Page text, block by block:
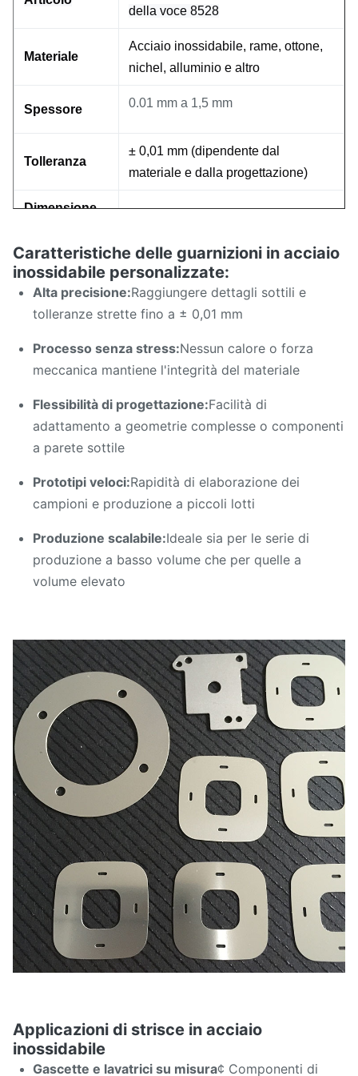
metallica garantiscono consistenza,
qualità e rapida risposta.
della voce 8528
Materiale
Acciaio inossidabile, rame, ottone,
nichel, alluminio e altro
Spessore 0.01 mm a 1,5 mm
Tolleranza
± 0,01 mm (dipendente dal
materiale e dalla progettazione)
Dimensione
foglio
Processo Grafia chimica/grafia fotografica
superficiale
Matte, luminose o post-elaborazione
su misura (anodizzazione,
placcaggio)
Caratteristica
Precisione, senza Burr, senza
connessioni
Caratteristiche delle guarnizioni in acciaio
inossidabile personalizzate:
Alta precisione:Raggiungere dettagli sottili e
tolleranze strette fino a ± 0,01 mm
Processo senza stress:Nessun calore o forza
meccanica mantiene l'integrità del materiale
Flessibilità di progettazione:Facilità di
adattamento a geometrie complesse o componenti
a parete sottile
Prototipi veloci:Rapidità di elaborazione dei
campioni e produzione a piccoli lotti
Produzione scalabile:Ideale sia per le serie di
produzione a basso volume che per quelle a
volume elevato
Applicazioni di strisce in acciaio
inossidabile
Gascette e lavatrici su misura¢ Componenti di